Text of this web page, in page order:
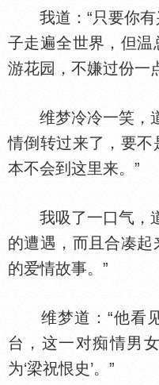
我道：“只要你有
子走遍全世界，但
游花园，不嫌过份一
维梦冷冷一笑，道
情倒转过来了，要不
本不会到这里来。”
我吸了一口气，道
的遭遇，而且合凑
的爱情故事。”
维梦道：“他看见
台，这一对痴情男
为‘梁祝恨史’。”